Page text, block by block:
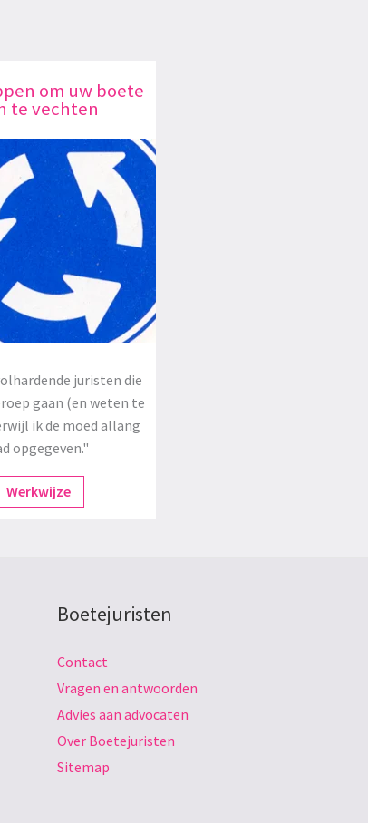
om uw boete
te vechten
juristen die
gaan (en weten te
ik de moed allang
opgegeven."
Werkwijze
Boetejuristen
Contact
Vragen en antwoorden
Advies aan advocaten
Over Boetejuristen
Sitemap